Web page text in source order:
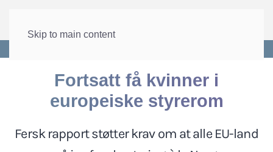
Skip to main content
Fortsatt få kvinner i
europeiske styrerom
Fersk rapport støtter krav om at alle EU-land